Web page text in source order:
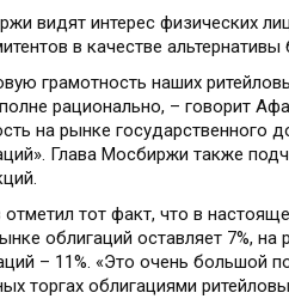
видят интерес физических
в качестве
грамотность наших
рационально, – говорит
на рынке государственного
Глава Мосбиржи также
тот факт, что в
облигаций оставляет 7%,
– 11%. «Это очень большой
торгах облигациями